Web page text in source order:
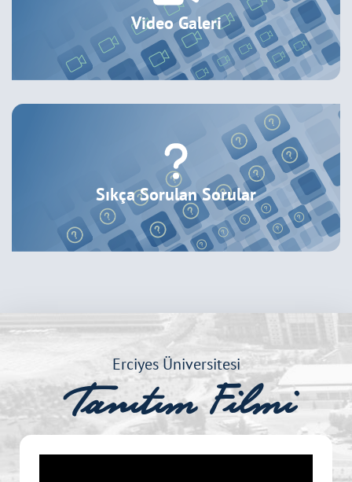
Video Galeri
Sıkça Sorulan Sorular
Erciyes Üniversitesi
Tanıtım Filmi